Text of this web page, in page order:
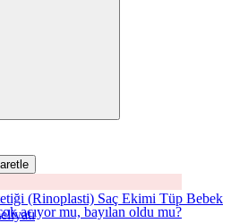
acıyor mu, bayılan oldu mu?
(Rinoplasti) Saç Ekimi Tüp Bebek